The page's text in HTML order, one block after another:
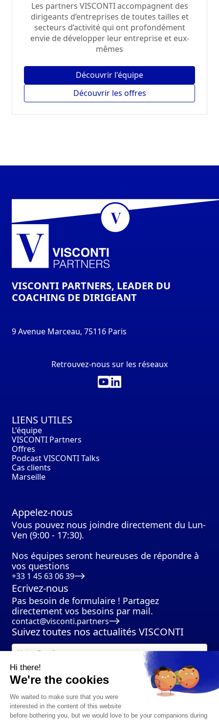
Les partners VISCONTI accompagnent des
dirigeants d’entreprises de toutes tailles et
secteurs d’activité qui ont profondément
envie de développer leur entreprise et eux-
mêmes
Découvrir l'équipe
Découvrir les offres
VISCONTI PARTNERS, LEADER DU
COACHING DE DIRIGEANT
9 Avenue Marceau, 75116 Paris
Retrouvez-nous sur les réseaux
LIENS UTILES
L'équipe
VISCONTI Partners
Offres
Podcast VISCONTI Talks
Cas clients
Marseille
Appelez-nous
Vous pouvez nous joindre directement du Lun-
Ven (9:00 - 17:30).
Nos équipes seront heureuses de répondre à
vos questions
+33 1 45 63 06 39
Ecrivez-nous
Pas besoin de formulaire ! Partagez
directement vos besoins par mail.
contact@visconti.partners
Suivez toutes nos actualités VISCONTI
Hi there!
We're the cookies
We waited to make sure that you were
interested in the content of this website
before bothering you, but we would love to be your companions during